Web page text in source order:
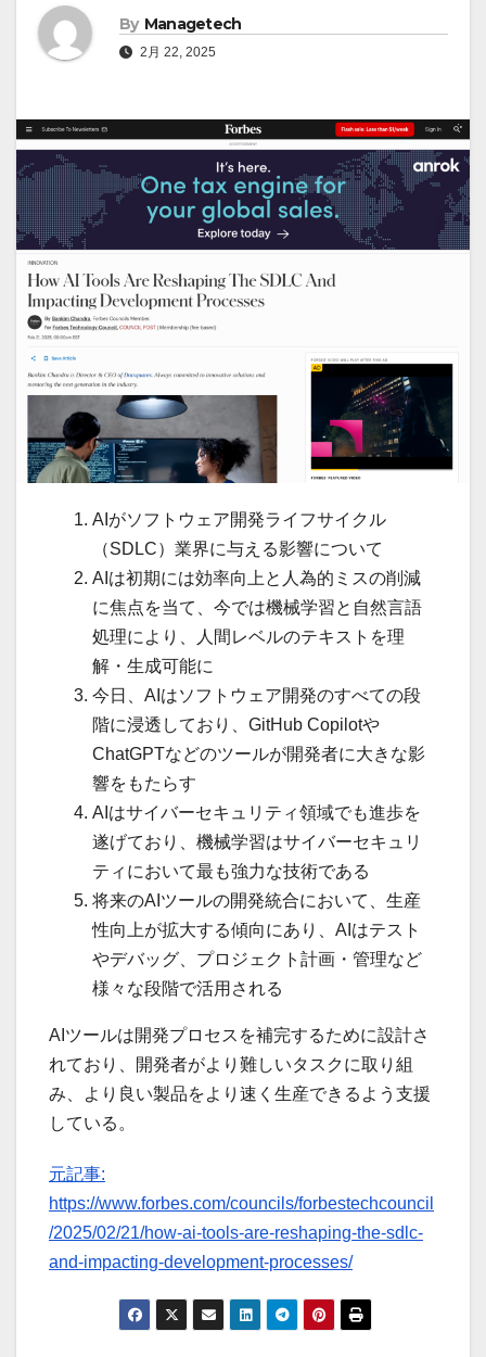
By Managetech
2月 22, 2025
AIがソフトウェア開発ライフサイクル
（SDLC）業界に与える影響について
AIは初期には効率向上と人為的ミスの削減
に焦点を当て、今では機械学習と自然言語
処理により、人間レベルのテキストを理
解・生成可能に
今日、AIはソフトウェア開発のすべての段
階に浸透しており、GitHub Copilotや
ChatGPTなどのツールが開発者に大きな影
響をもたらす
AIはサイバーセキュリティ領域でも進歩を
遂げており、機械学習はサイバーセキュリ
ティにおいて最も強力な技術である
将来のAIツールの開発統合において、生産
性向上が拡大する傾向にあり、AIはテスト
やデバッグ、プロジェクト計画・管理など
様々な段階で活用される
AIツールは開発プロセスを補完するために設計さ
れており、開発者がより難しいタスクに取り組
み、より良い製品をより速く生産できるよう支援
している。
元記事:
https://www.forbes.com/councils/forbestechcouncil
/2025/02/21/how-ai-tools-are-reshaping-the-sdlc-
and-impacting-development-processes/